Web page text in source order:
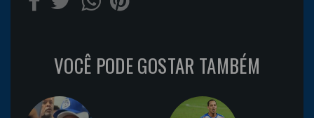
VOCÊ PODE GOSTAR TAMBÉM